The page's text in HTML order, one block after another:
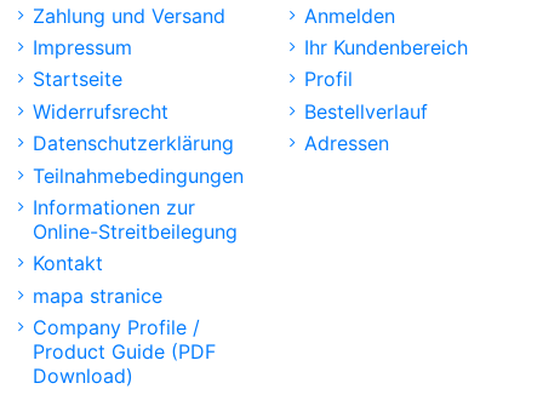
Zahlung und Versand
Impressum
Startseite
Widerrufsrecht
Datenschutzerklärung
Teilnahmebedingungen
Informationen zur
Online-Streitbeilegung
Kontakt
mapa stranice
Company Profile /
Product Guide (PDF
Download)
Anmelden
Ihr Kundenbereich
Profil
Bestellverlauf
Adressen